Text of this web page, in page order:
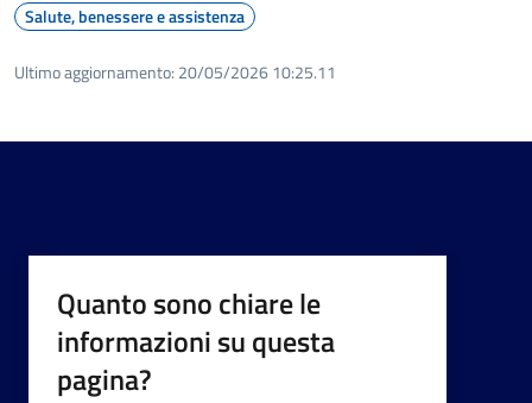
Salute, benessere e assistenza
Ultimo aggiornamento: 20/05/2026 10:25.11
Quanto sono chiare le
informazioni su questa
pagina?